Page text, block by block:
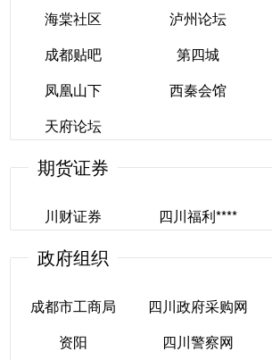
成都向上
眉山人论坛
海棠社区
海棠社区
泸州论坛
泸州论坛
成都贴吧
成都贴吧
第四城
第四城
凤凰山下
凤凰山下
西秦会馆
天府论坛
天府论坛
期货证券
川财证券
川财证券
四川福利****
四川福利****
政府组织
成都市工商局
成都市工商局
四川政府采购网
四川政府采购网
资阳
四川警察网